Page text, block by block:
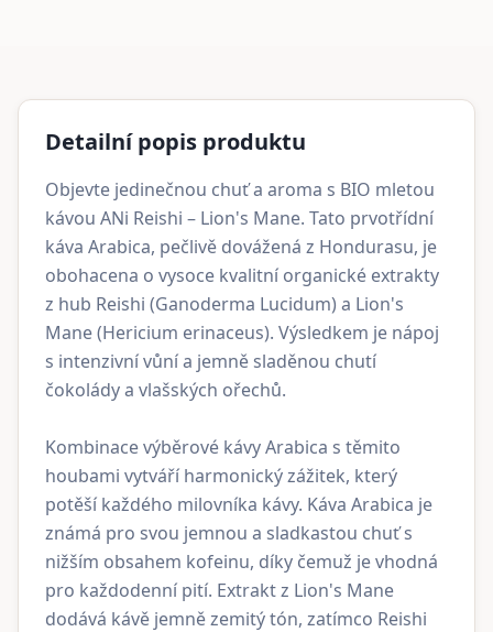
Detailní popis produktu
Objevte jedinečnou chuť a aroma s BIO mletou
kávou ANi Reishi – Lion's Mane. Tato prvotřídní
káva Arabica, pečlivě dovážená z Hondurasu, je
obohacena o vysoce kvalitní organické extrakty
z hub Reishi (Ganoderma Lucidum) a Lion's
Mane (Hericium erinaceus). Výsledkem je nápoj
s intenzivní vůní a jemně sladěnou chutí
čokolády a vlašských ořechů.
Kombinace výběrové kávy Arabica s těmito
houbami vytváří harmonický zážitek, který
potěší každého milovníka kávy. Káva Arabica je
známá pro svou jemnou a sladkastou chuť s
nižším obsahem kofeinu, díky čemuž je vhodná
pro každodenní pití. Extrakt z Lion's Mane
dodává kávě jemně zemitý tón, zatímco Reishi